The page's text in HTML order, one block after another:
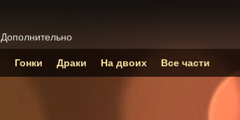
Дополнительно
Гонки Драки На двоих Все части